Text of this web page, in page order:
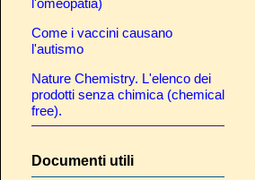
Come i vaccini causano
l'autismo
Nature Chemistry. L'elenco dei
prodotti senza chimica (chemical
free).
Documenti utili